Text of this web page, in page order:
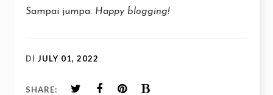
Sampai jumpa. Happy blogging!
DI JULY 01, 2022
SHARE: